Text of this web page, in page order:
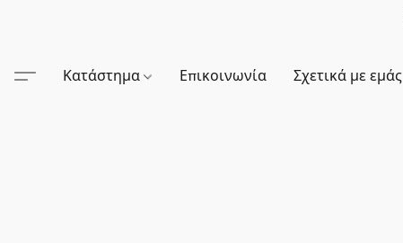
Κατάστημα Επικοινωνία Σχετικά με εμάς